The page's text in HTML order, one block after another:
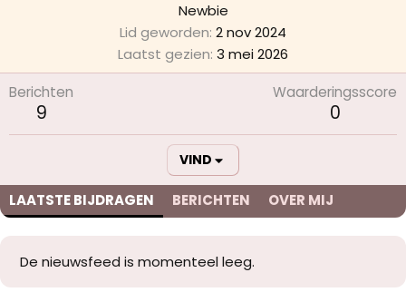
Newbie
Lid geworden 2 nov 2024
Laatst gezien 3 mei 2026
Berichten
9
Waarderingsscore
0
VIND
LAATSTE BIJDRAGEN BERICHTEN OVER MIJ
De nieuwsfeed is momenteel leeg.